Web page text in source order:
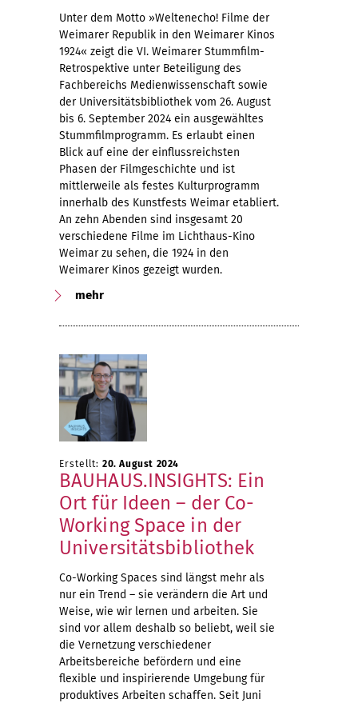
Unter dem Motto »Weltenecho! Filme der
Weimarer Republik in den Weimarer Kinos
1924« zeigt die VI. Weimarer Stummfilm-
Retrospektive unter Beteiligung des
Fachbereichs Medienwissenschaft sowie
der Universitätsbibliothek vom 26. August
bis 6. September 2024 ein ausgewähltes
Stummfilmprogramm. Es erlaubt einen
Blick auf eine der einflussreichsten
Phasen der Filmgeschichte und ist
mittlerweile als festes Kulturprogramm
innerhalb des Kunstfests Weimar etabliert.
An zehn Abenden sind insgesamt 20
verschiedene Filme im Lichthaus-Kino
Weimar zu sehen, die 1924 in den
Weimarer Kinos gezeigt wurden.
mehr
Erstellt: 20. August 2024
BAUHAUS.INSIGHTS: Ein
Ort für Ideen – der Co-
Working Space in der
Universitätsbibliothek
Co-Working Spaces sind längst mehr als
nur ein Trend – sie verändern die Art und
Weise, wie wir lernen und arbeiten. Sie
sind vor allem deshalb so beliebt, weil sie
die Vernetzung verschiedener
Arbeitsbereiche befördern und eine
flexible und inspirierende Umgebung für
produktives Arbeiten schaffen. Seit Juni